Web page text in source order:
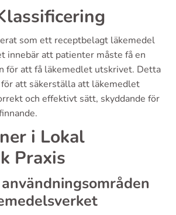
som ett receptbelagt läkemedel
innebär att patienter måste få en
för att få läkemedlet utskrivet. Detta
att säkerställa att läkemedlet
och effektivt sätt, skyddande för
i Lokal
Praxis